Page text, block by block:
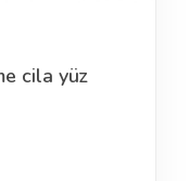
cila yüz